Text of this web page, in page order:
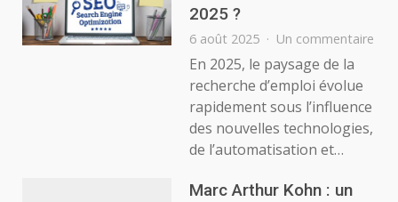
2025 ?
6 août 2025 Un commentaire
En 2025, le paysage de la
recherche d’emploi évolue
rapidement sous l’influence
des nouvelles technologies,
de l’automatisation et…
Marc Arthur Kohn : un